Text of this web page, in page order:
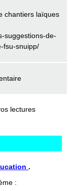
chantiers laïques
suggestions-de-
fsu-snuipp/
lectures
.
: